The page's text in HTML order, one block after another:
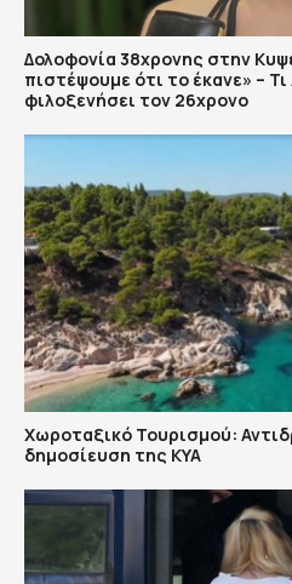
Δολοφονία 38χρονης στην
πιστέψουμε ότι το έκανε» –
φιλοξενήσει τον 26χρονο
Χωροταξικό Τουρισμού:
δημοσίευση της ΚΥΑ